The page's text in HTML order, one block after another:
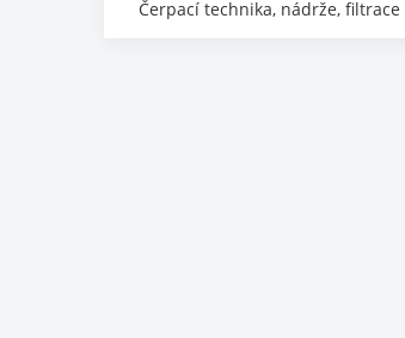
Čerpací technika, nádrže, filtrace